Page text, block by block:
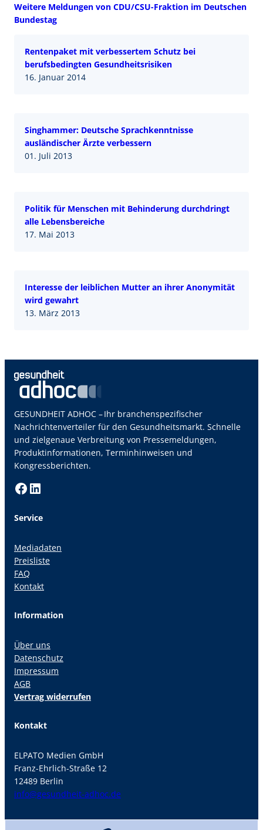
Weitere Meldungen von CDU/CSU-Fraktion im Deutschen
Bundestag
Rentenpaket mit verbessertem Schutz bei
berufsbedingten Gesundheitsrisiken
16. Januar 2014
Singhammer: Deutsche Sprachkenntnisse
ausländischer Ärzte verbessern
01. Juli 2013
Politik für Menschen mit Behinderung durchdringt
alle Lebensbereiche
17. Mai 2013
Interesse der leiblichen Mutter an ihrer Anonymität
wird gewahrt
13. März 2013
GESUNDHEIT ADHOC – Ihr branchenspezifischer
Nachrichtenverteiler für den Gesundheitsmarkt. Schnelle
und zielgenaue Verbreitung von Pressemeldungen,
Produktinformationen, Terminhinweisen und
Kongressberichten.
Facebook LinkedIn
Service
Mediadaten
Preisliste
FAQ
Kontakt
Information
Über uns
Datenschutz
Impressum
AGB
Vertrag widerrufen
Kontakt
ELPATO Medien GmbH
Franz-Ehrlich-Straße 12
12489 Berlin
info@gesundheit-adhoc.de